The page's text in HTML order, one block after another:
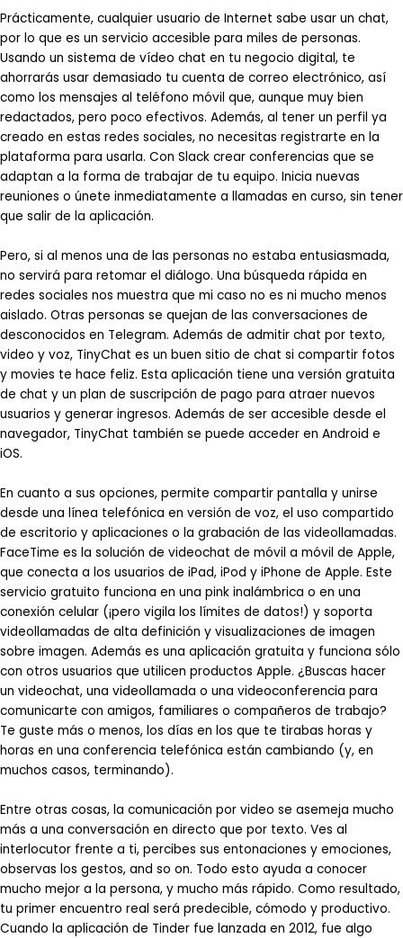
Prácticamente, cualquier usuario de Internet sabe usar un chat,
por lo que es un servicio accesible para miles de personas.
Usando un sistema de vídeo chat en tu negocio digital, te
ahorrarás usar demasiado tu cuenta de correo electrónico, así
como los mensajes al teléfono móvil que, aunque muy bien
redactados, pero poco efectivos. Además, al tener un perfil ya
creado en estas redes sociales, no necesitas registrarte en la
plataforma para usarla. Con Slack crear conferencias que se
adaptan a la forma de trabajar de tu equipo. Inicia nuevas
reuniones o únete inmediatamente a llamadas en curso, sin tener
que salir de la aplicación.
Pero, si al menos una de las personas no estaba entusiasmada,
no servirá para retomar el diálogo. Una búsqueda rápida en
redes sociales nos muestra que mi caso no es ni mucho menos
aislado. Otras personas se quejan de las conversaciones de
desconocidos en Telegram. Además de admitir chat por texto,
video y voz, TinyChat es un buen sitio de chat si compartir fotos
y movies te hace feliz. Esta aplicación tiene una versión gratuita
de chat y un plan de suscripción de pago para atraer nuevos
usuarios y generar ingresos. Además de ser accesible desde el
navegador, TinyChat también se puede acceder en Android e
iOS.
En cuanto a sus opciones, permite compartir pantalla y unirse
desde una línea telefónica en versión de voz, el uso compartido
de escritorio y aplicaciones o la grabación de las videollamadas.
FaceTime es la solución de videochat de móvil a móvil de Apple,
que conecta a los usuarios de iPad, iPod y iPhone de Apple. Este
servicio gratuito funciona en una pink inalámbrica o en una
conexión celular (¡pero vigila los límites de datos!) y soporta
videollamadas de alta definición y visualizaciones de imagen
sobre imagen. Además es una aplicación gratuita y funciona sólo
con otros usuarios que utilicen productos Apple. ¿Buscas hacer
un videochat, una videollamada o una videoconferencia para
comunicarte con amigos, familiares o compañeros de trabajo?
Te guste más o menos, los días en los que te tirabas horas y
horas en una conferencia telefónica están cambiando (y, en
muchos casos, terminando).
Entre otras cosas, la comunicación por video se asemeja mucho
más a una conversación en directo que por texto. Ves al
interlocutor frente a ti, percibes sus entonaciones y emociones,
observas los gestos, and so on. Todo esto ayuda a conocer
mucho mejor a la persona, y mucho más rápido. Como resultado,
tu primer encuentro real será predecible, cómodo y productivo.
Cuando la aplicación de Tinder fue lanzada en 2012, fue algo